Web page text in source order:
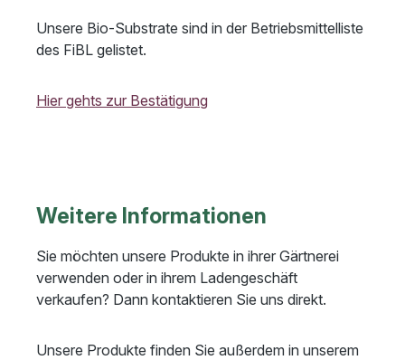
Unsere Bio-Substrate sind in der Betriebsmittelliste
des FiBL gelistet.
Hier gehts zur Bestätigung
Weitere Informationen
Sie möchten unsere Produkte in ihrer Gärtnerei
verwenden oder in ihrem Ladengeschäft
verkaufen? Dann kontaktieren Sie uns direkt.
Unsere Produkte finden Sie außerdem in unserem